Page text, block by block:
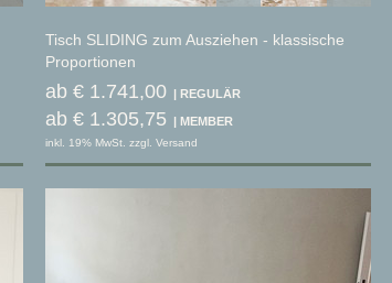
Tisch SLIDING zum Ausziehen - klassische
Proportionen
ab € 1.741,00
ab € 1.305,75
inkl. 19% MwSt. zzgl. Versand